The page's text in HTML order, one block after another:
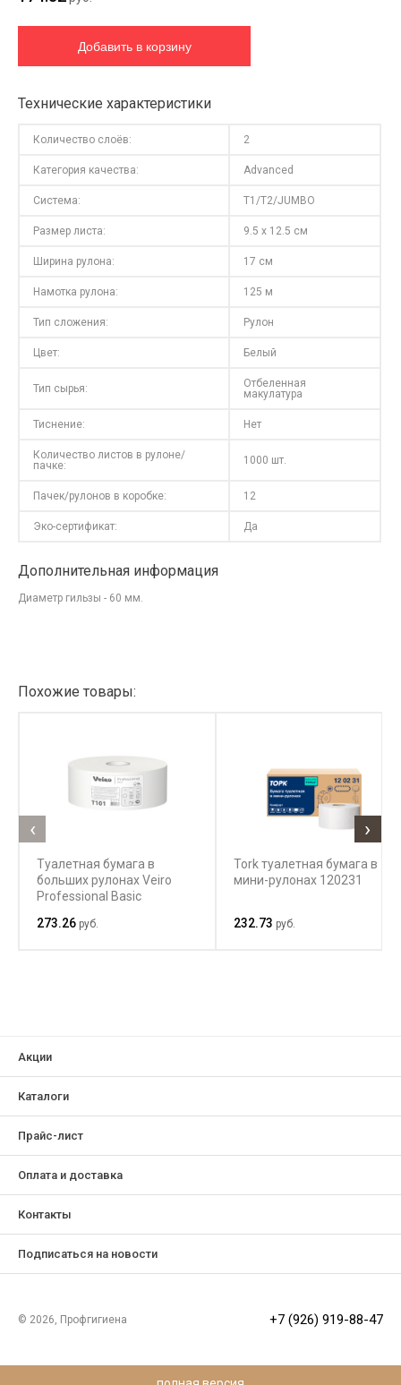
Технические характеристики
Количество слоёв: 2
Категория качества: Advanced
Система: T1/T2/JUMBO
Размер листа: 9.5 x 12.5 см
Ширина рулона: 17 см
Намотка рулона: 125 м
Тип сложения: Рулон
Цвет: Белый
Тип сырья:
Отбеленная
макулатура
Тиснение: Нет
Количество листов в рулоне/
пачке:
1000 шт.
Пачек/рулонов в коробке: 12
Эко-сертификат: Да
Дополнительная информация
Диаметр гильзы - 60 мм.
Похожие товары:
Туалетная бумага в
больших рулонах Veiro
Professional Basic
273.26 руб.
Tork туалетная бумага в
мини-рулонах 120231
232.73 руб.
‹ ›
Акции
Каталоги
Прайс-лист
Оплата и доставка
Контакты
Подписаться на новости
© 2026, Профгигиена +7 (926) 919-88-47